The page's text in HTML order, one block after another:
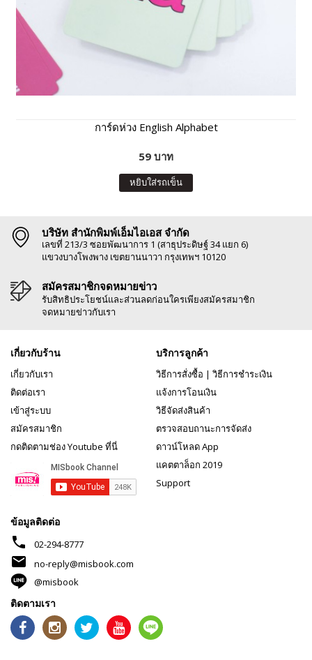
การ์ดห่วง English Alphabet
59 บาท
หยิบใส่รถเข็น
บริษัท สำนักพิมพ์เอ็มไอเอส จำกัด
เลขที่ 213/3 ซอยพัฒนาการ 1 (สาธุประดิษฐ์ 34 แยก 6)
แขวงบางโพงพาง เขตยานนาวา กรุงเทพฯ 10120
สมัครสมาชิกจดหมายข่าว
รับสิทธิประโยชน์และส่วนลดก่อนใครเพียงสมัครสมาชิก
จดหมายข่าวกับเรา
เกี่ยวกับร้าน
เกี่ยวกับเรา
ติดต่อเรา
เข้าสู่ระบบ
สมัครสมาชิก
กดติดตามช่อง Youtube ที่นี่
บริการลูกค้า
วิธีการสั่งซื้อ | วิธีการชำระเงิน
แจ้งการโอนเงิน
วิธีจัดส่งสินค้า
ตรวจสอบถานะการจัดส่ง
ดาวน์โหลด App
แคตตาล็อก 2019
Support
ข้อมูลติดต่อ
phone 02-294-8777
mail
no-reply@misbook.com
@misbook
ติดตามเรา